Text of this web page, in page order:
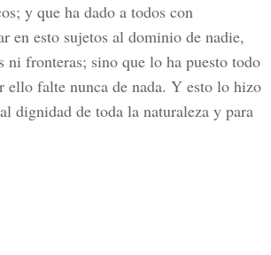
y que ha dado a todos con
en esto sujetos al dominio de nadie,
fronteras; sino que lo ha puesto todo
ello falte nunca de nada. Y esto lo hizo
dignidad de toda la naturaleza y para